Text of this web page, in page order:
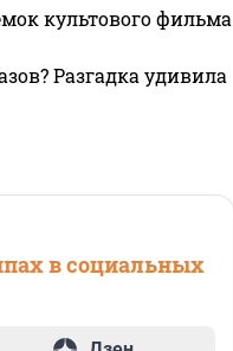
культового фильма
Разгадка удивила
в социальных